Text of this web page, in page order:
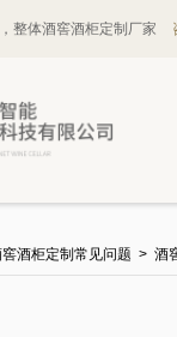
整体酒窖酒柜定制厂家
酒柜定制常见问题 > 酒